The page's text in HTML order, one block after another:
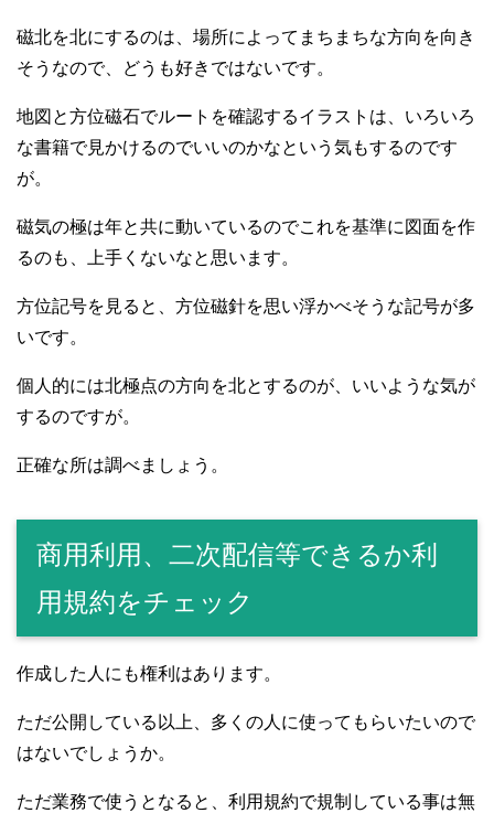
磁北を北にするのは、場所によってまちまちな方向を向き
そうなので、どうも好きではないです。
地図と方位磁石でルートを確認するイラストは、いろいろ
な書籍で見かけるのでいいのかなという気もするのです
が。
磁気の極は年と共に動いているのでこれを基準に図面を作
るのも、上手くないなと思います。
方位記号を見ると、方位磁針を思い浮かべそうな記号が多
いです。
個人的には北極点の方向を北とするのが、いいような気が
するのですが。
正確な所は調べましょう。
商用利用、二次配信等できるか利
用規約をチェック
作成した人にも権利はあります。
ただ公開している以上、多くの人に使ってもらいたいので
はないでしょうか。
ただ業務で使うとなると、利用規約で規制している事は無